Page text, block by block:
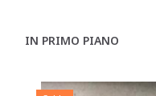
IN PRIMO PIANO